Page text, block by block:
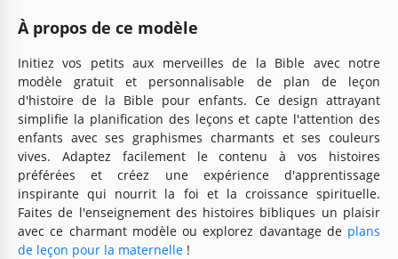
À propos de ce modèle
Initiez vos petits aux merveilles de la Bible avec notre
modèle gratuit et personnalisable de plan de leçon
d'histoire de la Bible pour enfants. Ce design attrayant
simplifie la planification des leçons et capte l'attention des
enfants avec ses graphismes charmants et ses couleurs
vives. Adaptez facilement le contenu à vos histoires
préférées et créez une expérience d'apprentissage
inspirante qui nourrit la foi et la croissance spirituelle.
Faites de l'enseignement des histoires bibliques un plaisir
avec ce charmant modèle ou explorez davantage de plans
de leçon pour la maternelle !